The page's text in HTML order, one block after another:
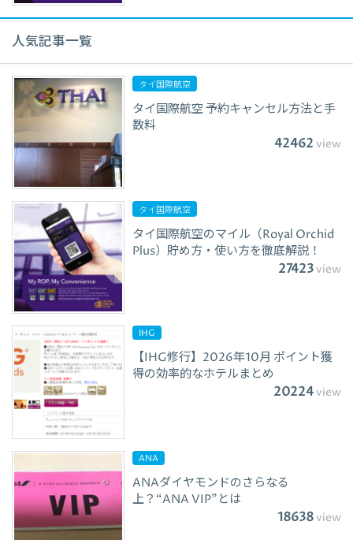
人気記事一覧
タイ国際航空
タイ国際航空 予約キャンセル方法と手
数料
42462 view
タイ国際航空
タイ国際航空のマイル（Royal Orchid
Plus）貯め方・使い方を徹底解説！
27423view
IHG
【IHG修行】2026年10月 ポイント獲
得の効率的なホテルまとめ
20224view
ANA
ANAダイヤモンドのさらなる
上？“ANA VIP”とは
18638view